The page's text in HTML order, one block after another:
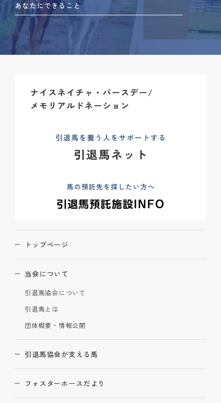
あなたにできること
トップページ
当会について
引退馬協会について
引退馬とは
団体概要・情報公開
引退馬協会が支える馬
フォスターホースだより